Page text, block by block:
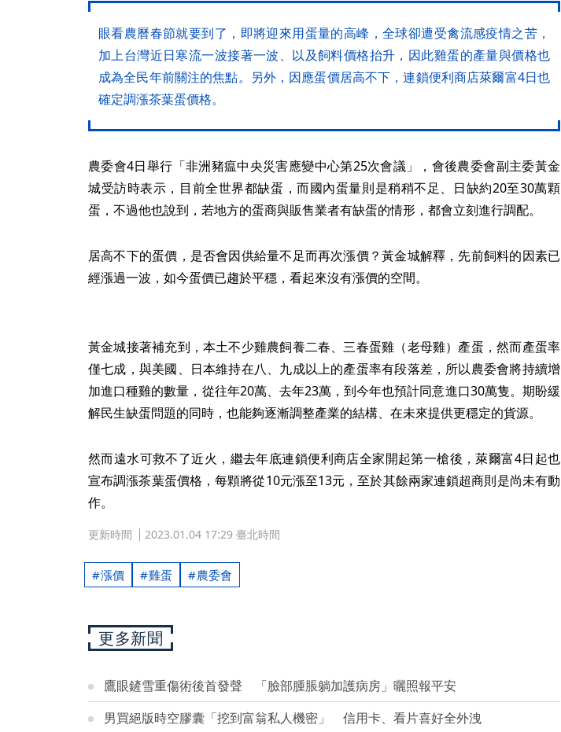
眼看農曆春節就要到了，即將迎來用蛋量的高峰，全球卻遭受禽流感疫情之苦，
加上台灣近日寒流一波接著一波、以及飼料價格抬升，因此雞蛋的產量與價格也
成為全民年前關注的焦點。另外，因應蛋價居高不下，連鎖便利商店萊爾富4日也
確定調漲茶葉蛋價格。
農委會4日舉行「非洲豬瘟中央災害應變中心第25次會議」，會後農委會副主委黃金
城受訪時表示，目前全世界都缺蛋，而國內蛋量則是稍稍不足、日缺約20至30萬顆
蛋，不過他也說到，若地方的蛋商與販售業者有缺蛋的情形，都會立刻進行調配。
居高不下的蛋價，是否會因供給量不足而再次漲價？黃金城解釋，先前飼料的因素已
經漲過一波，如今蛋價已趨於平穩，看起來沒有漲價的空間。
黃金城接著補充到，本土不少雞農飼養二春、三春蛋雞（老母雞）產蛋，然而產蛋率
僅七成，與美國、日本維持在八、九成以上的產蛋率有段落差，所以農委會將持續增
加進口種雞的數量，從往年20萬、去年23萬，到今年也預計同意進口30萬隻。期盼緩
解民生缺蛋問題的同時，也能夠逐漸調整產業的結構、在未來提供更穩定的貨源。
然而遠水可救不了近火，繼去年底連鎖便利商店全家開起第一槍後，萊爾富4日起也
宣布調漲茶葉蛋價格，每顆將從10元漲至13元，至於其餘兩家連鎖超商則是尚未有動
作。
更新時間 2023.01.04 17:29 臺北時間
漲價 雞蛋 農委會
更多新聞
鷹眼鏟雪重傷術後首發聲 「臉部腫脹躺加護病房」曬照報平安
男買絕版時空膠囊「挖到富翁私人機密」 信用卡、看片喜好全外洩